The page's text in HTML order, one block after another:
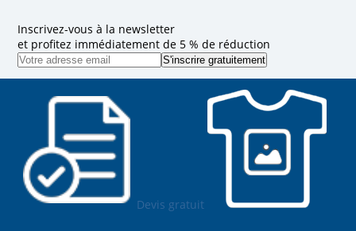
Inscrivez-vous à la newsletter
et profitez immédiatement de 5 % de réduction
Devis gratuit